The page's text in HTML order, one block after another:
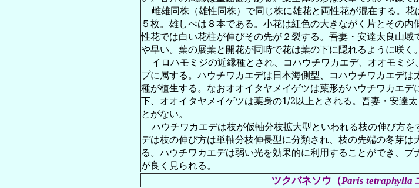
雌雄同株（雄性同株）で同じ株に雄花と両性花が混在する。
５枚。雄しべは８本である。小花は紅色の大きながく片とその
性花では白い花柱が伸びその先が２裂する。吾妻・安達太良山
や早い。葉の展葉と開花が同時で花は葉の下に隠れるように咲く。
イロハモミジの近縁種とされ、コハウチワカエデ、オオモミ
プに属する。ハウチワカエデは日本海側型、コハウチワカエデ
種が植生する。なおオオイタヤメイゲツは葉形がハウチワカエ
下、オオイタヤメイゲツは葉身の1/2以上とされる。吾妻・安達
とがない。
ハウチワカエデは枝が仮軸分枝拡大型といわれる枝の伸び方
デは枝の伸び方は単軸分枝伸長型に分類され、枝の先端の冬芽
る。ハウチワカエデは弱い光を効果的に利用することができ、
が良く見られる。
ツクバネソウ（Paris tetraphylla